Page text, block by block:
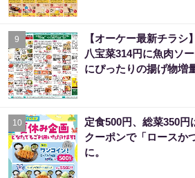
9
【オーケー最新チラ
八宝菜314円に魚肉ソ
にぴったりの揚げ物増
10
定食500円、総菜350
クーポンで「ロースか
に。